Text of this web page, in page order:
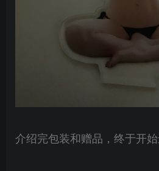
介绍完包装和赠品，终于开始